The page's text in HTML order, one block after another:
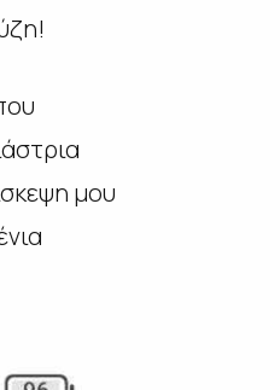
μου